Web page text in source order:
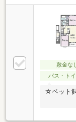
敷金な
バス・ト
☆ペット